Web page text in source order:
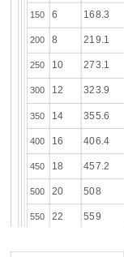
150 6 168.3
200 8 219.1
250 10 273.1
300 12 323.9
350 14 355.6
400 16 406.4
450 18 457.2
500 20 508
550 22 559